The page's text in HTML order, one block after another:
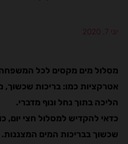
יוני 7, 2020
מסלול מים מקסים לכל
אטרקציות כמו: בריכות שכשוך,
הליכה בתוך נחל ונוף מדברי.
כדאי להקדיש למסלול חצי יום,
שכשוך בבריכות המים המצננות.